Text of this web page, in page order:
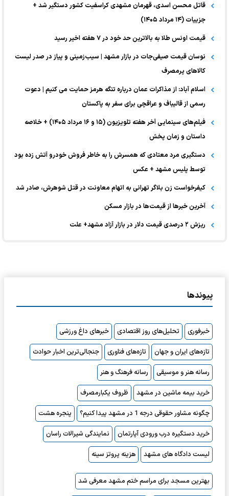
قاتل محسن اسدی، قهرمان مشهدی کراسفیت کشور دستگیر شد +
جزییات (۱۴ مرداد ۱۴۰۵)
قیمت اونس طلا به بالاترین حد خود در ۷ هفته اخیر رسید
نوسان قیمت صیفی‌جات در بازار مشهد | سیب‌زمینی و پیاز در صدر لیست
کالا‌های پرمصرف
اسلام آباد: از مذاکرات عمان درباره تنگه هرمز حمایت می کنیم | دعوت
رسمی از قالیباف و عراقچی برای سفر به پاکستان
فیلم‌های سینمایی آخر هفته تلویزیون (۱۵ و ۱۶ مرداد ۱۴۰۵) + خلاصه
داستان و زمان پخش
دستگیری مرد معتادی که همسرش را به خاطر فروش خودرو آتش زده بود
توسط پلیس مشهد + عکس
کیفرخواست زن بلاگر تهرانی به اتهام معاونت در قتل شوهرش، صادر شد
آخرین خبر‌ها از قیمت‌ها در بازار مسکن
ریزش ۲ درصدی قیمت دلار در بازار آزاد مشهد+ علت
پیوندها
خبرفوری تحلیل‌های روز اقتصادی
خبرهای داغ ورزشی
تازه‌های ایران و جهان
تازه‌های فناوری
جنجالی‌ترین اخبار حوادث
رسانه هنر و موسیقی
رسانه فرهنگ و هنر
خرید بیمه ماشین در مشهد
ظروف یکبارمصرف
چگونه مشاور حقوقی درجه 1 در مشهد پیدا کنیم؟
پنجره هشت
خرید دستگیره درب ورودی آپارتمان
نمایندگی شیرالات راسان
لیست دادگاه های مشهد
هزینه پروتز سینه
بهترین مسجد برای مراسم ختم مشهد معرفی شد